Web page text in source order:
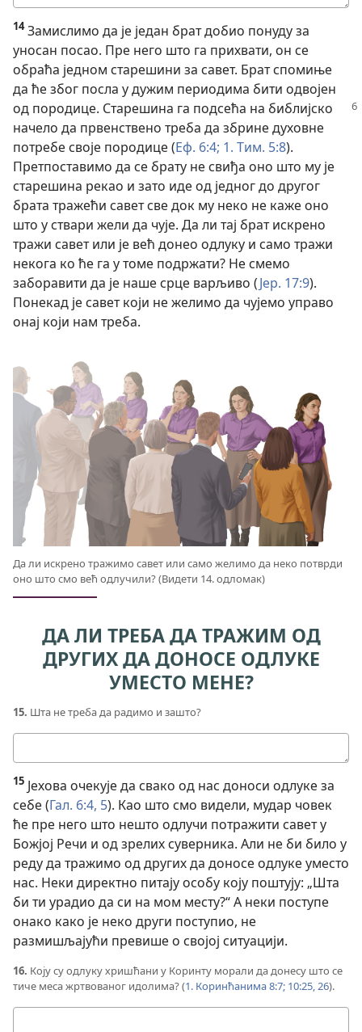
одговор
14Замислимо да је један брат добио понуду за
уносан посао. Пре него што га прихвати, он се
обраћа једном старешини за савет. Брат спомиње
да ће због посла у дужим периодима бити одвојен
од породице. Старешина га подсећа на библијско
начело да првенствено треба да збрине духовне
потребе своје породице (Еф. 6:4; 1. Тим. 5:8).
Претпоставимо да се брату не свиђа оно што му је
старешина рекао и зато иде од једног до другог
брата тражећи савет све док му неко не каже оно
што у ствари жели да чује. Да ли тај брат искрено
тражи савет или је већ донео одлуку и само тражи
некога ко ће га у томе подржати? Не смемо
заборавити да је наше срце варљиво (Јер. 17:9).
Понекад је савет који не желимо да чујемо управо
онај који нам треба.
Да ли искрено тражимо савет или само желимо да неко потврди
оно што смо већ одлучили? (Видети 14. одломак)
ДА ЛИ ТРЕБА ДА ТРАЖИМ ОД
ДРУГИХ ДА ДОНОСЕ ОДЛУКЕ
УМЕСТО МЕНЕ?
15. Шта не треба да радимо и зашто?
одговор
15 Јехова очекује да свако од нас доноси одлуке за
себе (Гал. 6:4, 5). Као што смо видели, мудар човек
ће пре него што нешто одлучи потражити савет у
Божјој Речи и од зрелих суверника. Али не би било у
реду да тражимо од других да доносе одлуке уместо
нас. Неки директно питају особу коју поштују: „Шта
би ти урадио да си на мом месту?“ А неки поступе
онако како је неко други поступио, не
размишљајући превише о својој ситуацији.
16. Коју су одлуку хришћани у Коринту морали да донесу што се
тиче меса жртвованог идолима? (1. Коринћанима 8:7; 10:25, 26).